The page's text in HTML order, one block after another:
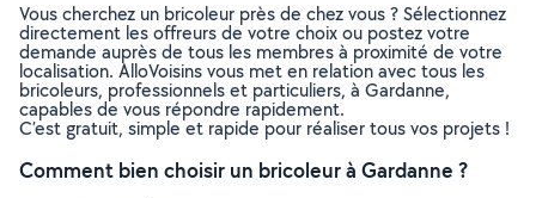
Vous cherchez un bricoleur près de chez vous ? Sélectionnez
directement les offreurs de votre choix ou postez votre
demande auprès de tous les membres à proximité de votre
localisation. AlloVoisins vous met en relation avec tous les
bricoleurs, professionnels et particuliers, à Gardanne,
capables de vous répondre rapidement.
C’est gratuit, simple et rapide pour réaliser tous vos projets !
Comment bien choisir un bricoleur à Gardanne ?